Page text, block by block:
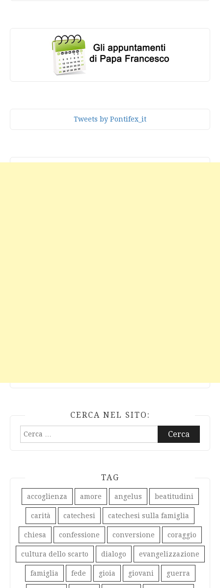
Tweets by Pontifex_it
CERCA NEL SITO:
Ricerca
TAG
accoglienza amore angelus beatitudini
carità catechesi catechesi sulla famiglia
chiesa confessione conversione coraggio
cultura dello scarto dialogo evangelizzazione
famiglia fede gioia giovani guerra